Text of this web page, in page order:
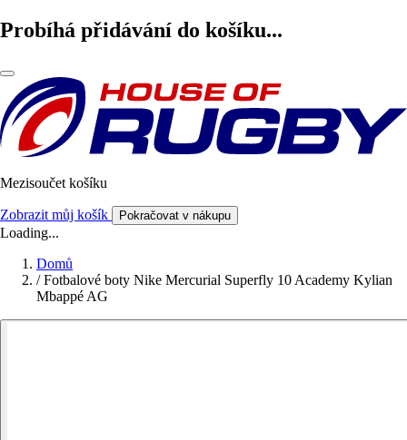
Probíhá přidávání do košíku...
Mezisoučet košíku
Zobrazit můj košík Pokračovat v nákupu
Loading...
Domů
/ Fotbalové boty Nike Mercurial Superfly 10 Academy Kylian
Mbappé AG